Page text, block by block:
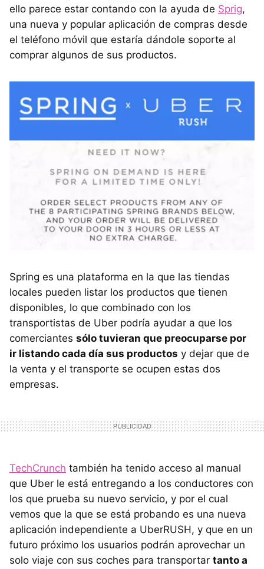
ello parece estar contando con la ayuda de Sprig,
una nueva y popular aplicación de compras desde
el teléfono móvil que estaría dándole soporte al
comprar algunos de sus productos.
Spring es una plataforma en la que las tiendas
locales pueden listar los productos que tienen
disponibles, lo que combinado con los
transportistas de Uber podría ayudar a que los
comerciantes sólo tuvieran que preocuparse por
ir listando cada día sus productos y dejar que de
la venta y el transporte se ocupen estas dos
empresas.
TechCrunch también ha tenido acceso al manual
que Uber le está entregando a los conductores con
los que prueba su nuevo servicio, y por el cual
vemos que la que se está probando es una nueva
aplicación independiente a UberRUSH, y que en un
futuro próximo los usuarios podrán aprovechar un
solo viaje con sus coches para transportar tanto a